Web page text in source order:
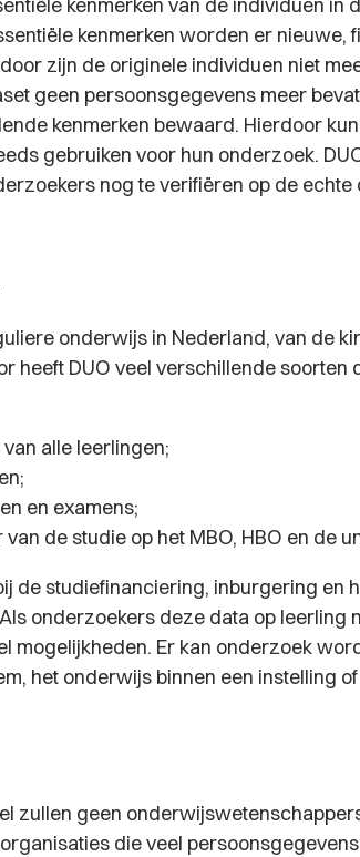
kenmerken worden er nieuwe,
zijn de originele individuen niet
geen persoonsgegevens meer
kenmerken bewaard. Hierdoor
gebruiken voor hun onderzoek.
nog te verifiëren op de
onderwijs in Nederland, van de
heeft DUO veel verschillende soorten
alle leerlingen;
en examens;
de studie op het MBO, HBO en de
de studiefinanciering, inburgering en
onderzoekers deze data op leerling
mogelijkheden. Er kan onderzoek
het onderwijs binnen een instelling
zullen geen
die veel